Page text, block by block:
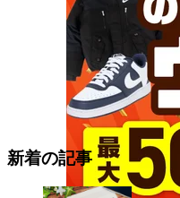
新着の記事